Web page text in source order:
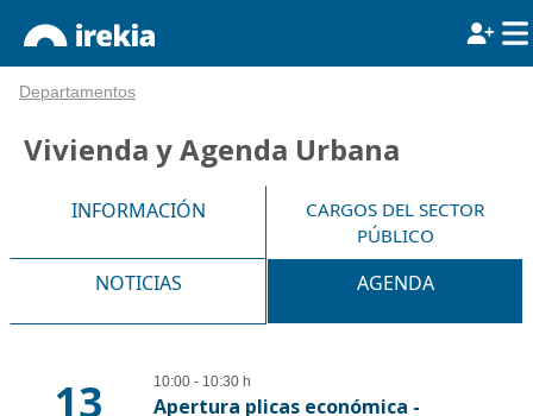
Departamentos
Vivienda y Agenda Urbana
INFORMACIÓN
CARGOS DEL SECTOR
PÚBLICO
NOTICIAS AGENDA